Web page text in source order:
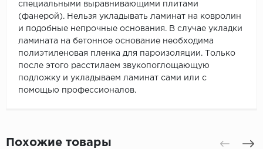
специальными выравнивающими плитами
(фанерой). Нельзя укладывать ламинат на ковролин
и подобные непрочные основания. В случае укладки
ламината на бетонное основание необходима
полиэтиленовая пленка для пароизоляции. Только
после этого расстилаем звукопоглощающую
подложку и укладываем ламинат сами или с
помощью профессионалов.
Похожие товары